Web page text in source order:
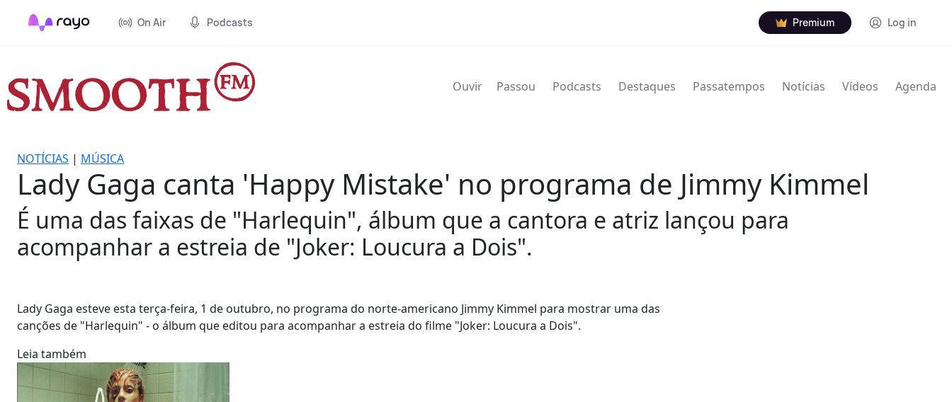
On Air Podcasts Premium Log in
Ouvir Passou Podcasts Destaques Passatempos Notícias Vídeos Agenda
NOTÍCIAS | MÚSICA
Lady Gaga canta 'Happy Mistake' no programa de Jimmy Kimmel
É uma das faixas de "Harlequin", álbum que a cantora e atriz lançou para
acompanhar a estreia de "Joker: Loucura a Dois".
Lady Gaga esteve esta terça-feira, 1 de outubro, no programa do norte-americano Jimmy Kimmel para mostrar uma das
canções de "Harlequin" - o álbum que editou para acompanhar a estreia do filme "Joker: Loucura a Dois".
Leia também